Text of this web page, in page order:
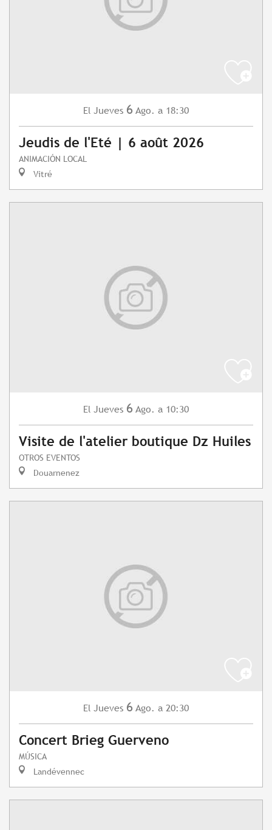
El Jueves 6 Ago. a 18:30
Jeudis de l'Eté | 6 août 2026
ANIMACIÓN LOCAL
Vitré
El Jueves 6 Ago. a 10:30
Visite de l'atelier boutique Dz Huiles
OTROS EVENTOS
Douarnenez
El Jueves 6 Ago. a 20:30
Concert Brieg Guerveno
MÚSICA
Landévennec